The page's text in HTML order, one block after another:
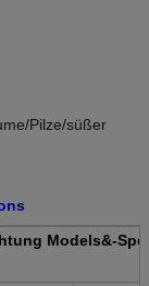
Pilze/süßer
Models&-